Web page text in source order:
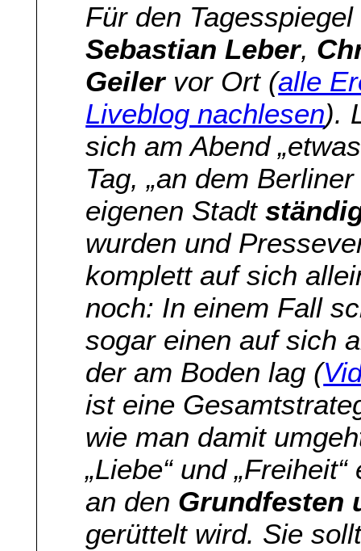
Für den
Sebastian Leber,
Geilervor Ort (alle
Liveblog nachlesen).
sich am Abend
Tag, „an dem
eigenen Stadt
wurden und
komplett auf sich
noch: In einem Fall
sogar einen auf sich
der am Boden lag (
ist eine
wie man damit
„Liebe“ und
an den Grundfesten
gerüttelt wird. Sie